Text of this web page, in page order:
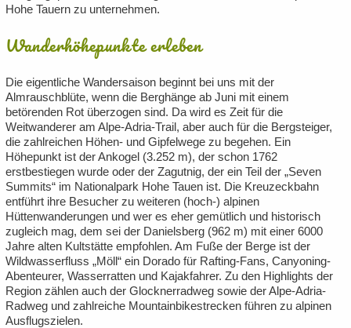
Hohe Tauern zu unternehmen.
Wanderhöhepunkte erleben
Die eigentliche Wandersaison beginnt bei uns mit der
Almrauschblüte, wenn die Berghänge ab Juni mit einem
betörenden Rot überzogen sind. Da wird es Zeit für die
Weitwanderer am Alpe-Adria-Trail, aber auch für die Bergsteiger,
die zahlreichen Höhen- und Gipfelwege zu begehen. Ein
Höhepunkt ist der Ankogel (3.252 m), der schon 1762
erstbestiegen wurde oder der Zagutnig, der ein Teil der „Seven
Summits“ im Nationalpark Hohe Tauen ist. Die Kreuzeckbahn
entführt ihre Besucher zu weiteren (hoch-) alpinen
Hüttenwanderungen und wer es eher gemütlich und historisch
zugleich mag, dem sei der Danielsberg (962 m) mit einer 6000
Jahre alten Kultstätte empfohlen. Am Fuße der Berge ist der
Wildwasserfluss „Möll“ ein Dorado für Rafting-Fans, Canyoning-
Abenteurer, Wasserratten und Kajakfahrer. Zu den Highlights der
Region zählen auch der Glocknerradweg sowie der Alpe-Adria-
Radweg und zahlreiche Mountainbikestrecken führen zu alpinen
Ausflugszielen.